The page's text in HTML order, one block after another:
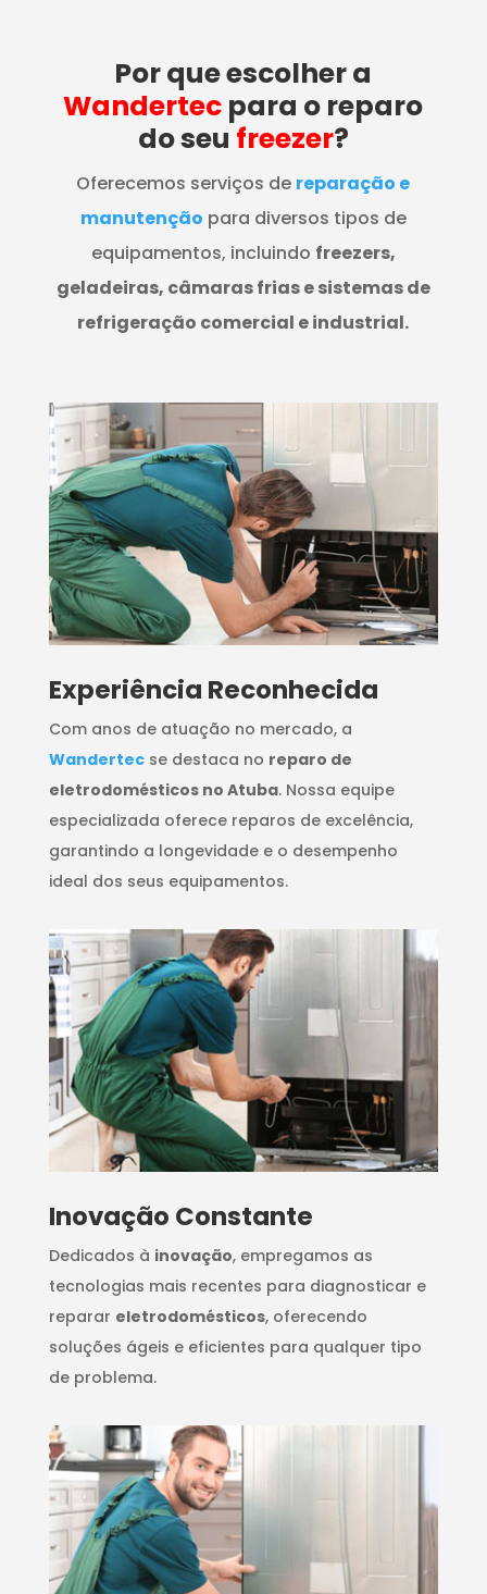
Por que escolher a
Wandertec para o reparo
do seu freezer?
Oferecemos serviços de reparação e
manutenção para diversos tipos de
equipamentos, incluindo freezers,
geladeiras, câmaras frias e sistemas de
refrigeração comercial e industrial.
​Experiência Reconhecida
Com anos de atuação no mercado, a
Wandertecse destaca no reparo de
eletrodomésticos no Atuba. Nossa equipe
especializada oferece reparos de excelência,
garantindo a longevidade e o desempenho
ideal dos seus equipamentos.
Inovação Constante
Dedicados à inovação, empregamos as
tecnologias mais recentes para diagnosticar e
reparar eletrodomésticos, oferecendo
soluções ágeis e eficientes para qualquer tipo
de problema.